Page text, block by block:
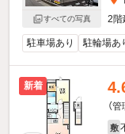
すべての写真
2階
駐車場あり 駐輪場あ
新着
（
敷